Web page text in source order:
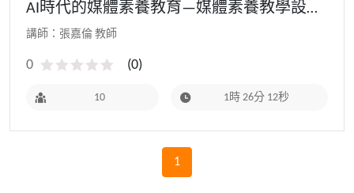
AI時代的媒體素養教育—媒體素養教學設計
實作 - 111教師研習(暑假進階場)
講師：張嘉倫 教師
0 (0)
10 1時 26分 12秒
1